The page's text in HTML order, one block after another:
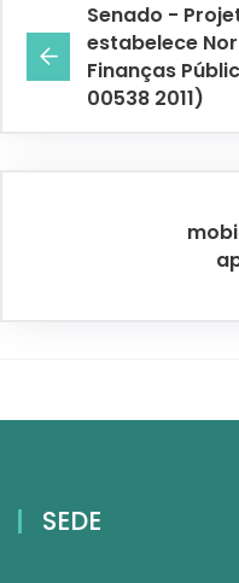
Senado -
estabelece
Finanças
00538 2011)
SEDE